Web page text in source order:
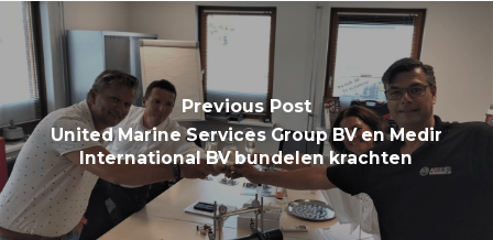
Previous Post
United Marine Services Group BV en Medir
International BV bundelen krachten